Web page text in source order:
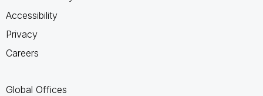
Accessibility
Privacy
Careers
Global Offices